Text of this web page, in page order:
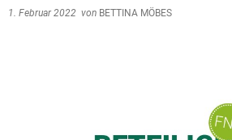
1. Februar 2022 von BETTINA MÖBES